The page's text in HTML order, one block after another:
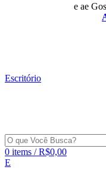
e ae
Escritório
0 items / R$0,00
E